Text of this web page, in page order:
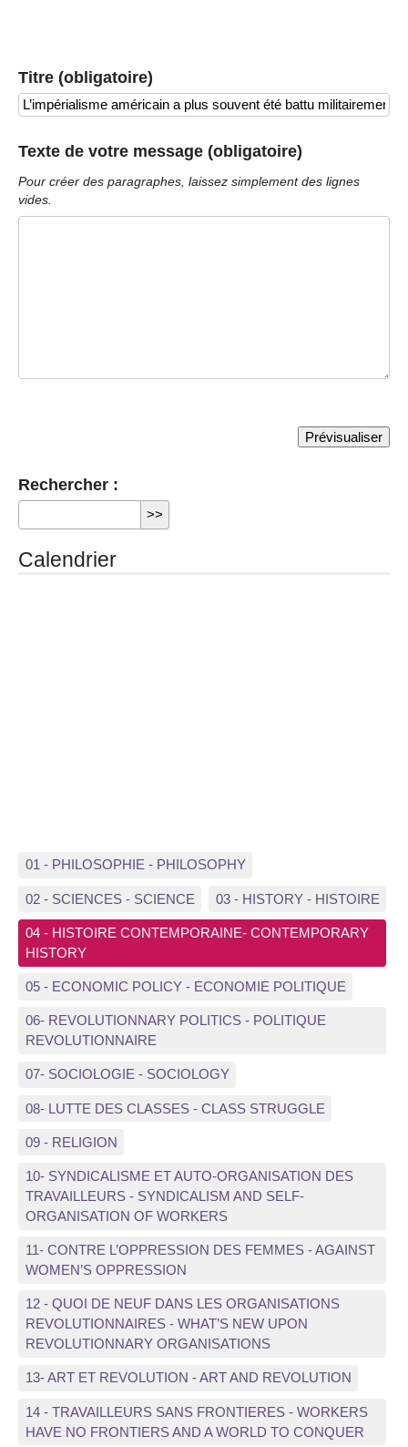
Titre (obligatoire)
Texte de votre message (obligatoire)
Pour créer des paragraphes, laissez simplement des lignes
vides.
Rechercher :
Calendrier
01 - PHILOSOPHIE - PHILOSOPHY
02 - SCIENCES - SCIENCE 03 - HISTORY - HISTOIRE
04 - HISTOIRE CONTEMPORAINE- CONTEMPORARY
HISTORY
05 - ECONOMIC POLICY - ECONOMIE POLITIQUE
06- REVOLUTIONNARY POLITICS - POLITIQUE
REVOLUTIONNAIRE
07- SOCIOLOGIE - SOCIOLOGY
08- LUTTE DES CLASSES - CLASS STRUGGLE
09 - RELIGION
10- SYNDICALISME ET AUTO-ORGANISATION DES
TRAVAILLEURS - SYNDICALISM AND SELF-
ORGANISATION OF WORKERS
11- CONTRE L’OPPRESSION DES FEMMES - AGAINST
WOMEN’S OPPRESSION
12 - QUOI DE NEUF DANS LES ORGANISATIONS
REVOLUTIONNAIRES - WHAT’S NEW UPON
REVOLUTIONNARY ORGANISATIONS
13- ART ET REVOLUTION - ART AND REVOLUTION
14 - TRAVAILLEURS SANS FRONTIERES - WORKERS
HAVE NO FRONTIERS AND A WORLD TO CONQUER